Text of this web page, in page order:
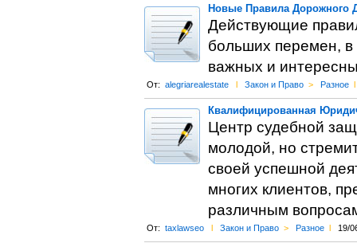
Новые Правила Дорожного
Действующие
больших перемен,
важных и
От: alegriarealestate l Закон и Право > Разное l
Квалифицированная
Центр судебной
молодой, но
своей успешной
многих клиентов,
различным
От: taxlawseo l Закон и Право > Разное l 19/